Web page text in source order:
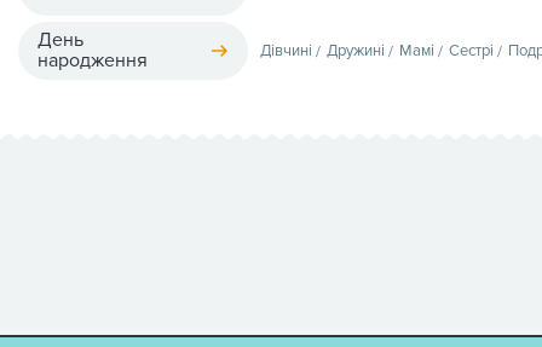
День
народження
Дівчині Дружині Мамі Сестрі